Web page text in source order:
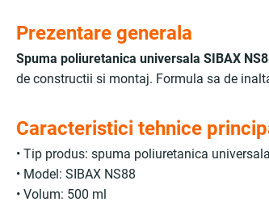
Prezentare generala
Spuma poliuretanica universala SIBAX
de constructii si montaj. Formula sa de
Caracteristici tehnice
• Tip produs: spuma poliuretanica universala
• Model: SIBAX NS88
• Volum: 500 ml